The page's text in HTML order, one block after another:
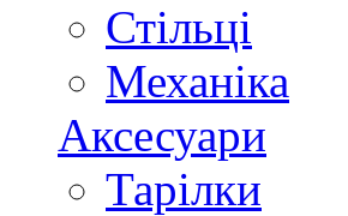
Стільці
Механіка
Аксесуари
Тарілки